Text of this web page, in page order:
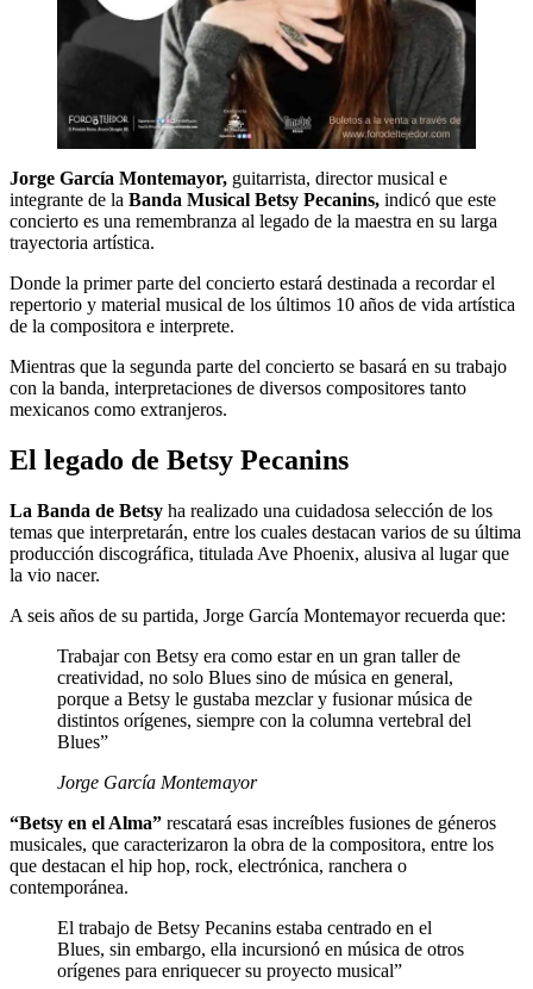
Jorge García Montemayor, guitarrista, director musical e
integrante de la Banda Musical Betsy Pecanins, indicó que este
concierto es una remembranza al legado de la maestra en su larga
trayectoria artística.
Donde la primer parte del concierto estará destinada a recordar el
repertorio y material musical de los últimos 10 años de vida artística
de la compositora e interprete.
Mientras que la segunda parte del concierto se basará en su trabajo
con la banda, interpretaciones de diversos compositores tanto
mexicanos como extranjeros.
El legado de Betsy Pecanins
La Banda de Betsy ha realizado una cuidadosa selección de los
temas que interpretarán, entre los cuales destacan varios de su última
producción discográfica, titulada Ave Phoenix, alusiva al lugar que
la vio nacer.
A seis años de su partida, Jorge García Montemayor recuerda que:
Trabajar con Betsy era como estar en un gran taller de
creatividad, no solo Blues sino de música en general,
porque a Betsy le gustaba mezclar y fusionar música de
distintos orígenes, siempre con la columna vertebral del
Blues”
Jorge García Montemayor
“Betsy en el Alma” rescatará esas increíbles fusiones de géneros
musicales, que caracterizaron la obra de la compositora, entre los
que destacan el hip hop, rock, electrónica, ranchera o
contemporánea.
El trabajo de Betsy Pecanins estaba centrado en el
Blues, sin embargo, ella incursionó en música de otros
orígenes para enriquecer su proyecto musical”